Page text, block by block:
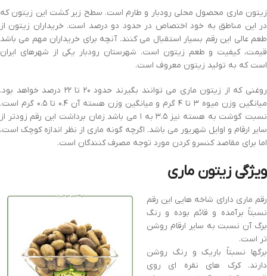
زیتون ماری محصول محلی رودبار و طارم است. سطح زیر کشت این زیتون که
در این مناطق به خود اختصاص در حدود دو درصد است. خریداران زیتون از
طعم عالی این رقم بسیار استقبال می کنند. آنچه برای خریداران مهم می باشد
قیمت، کیفیت و طعم زیتون است. شهرستان رودبار یکی از شهرهای ایران
است که به تولید زیتون معروف است.
روغنی که از زیتون ماری می توانند بگیرند حدود ۲۰ تا ۲۲ درصد خواهد بود.
میانگین وزن میوه ۳ تا ۴ گرم و میانگین وزن هسته آن ۰.۴ تا ۰.۵ گرم است.
نسبت گوشت به هسته نیز ۳.۵ به ۱ می باشد زمان برداشت این رقم زودتر از
سایر ارقام و اوایل شهریور می باشد. اگرچه گونه ماری از نظر اندازه کوچک است،
اما برای مقاصد کنسرو کردن مورد توجه مصرف کنندگان است.
ویژگی زیتون ماری
رقم ماری دارای شاخه هایی این رقم
نسبتاً برآمده و قائم بوده و رنگ
برگ آن نسبت به سایر ارقام روشن
تر است.
برگها نسبتاً باریک و رنگ روشن
دارند. کرک های نقره ای روی